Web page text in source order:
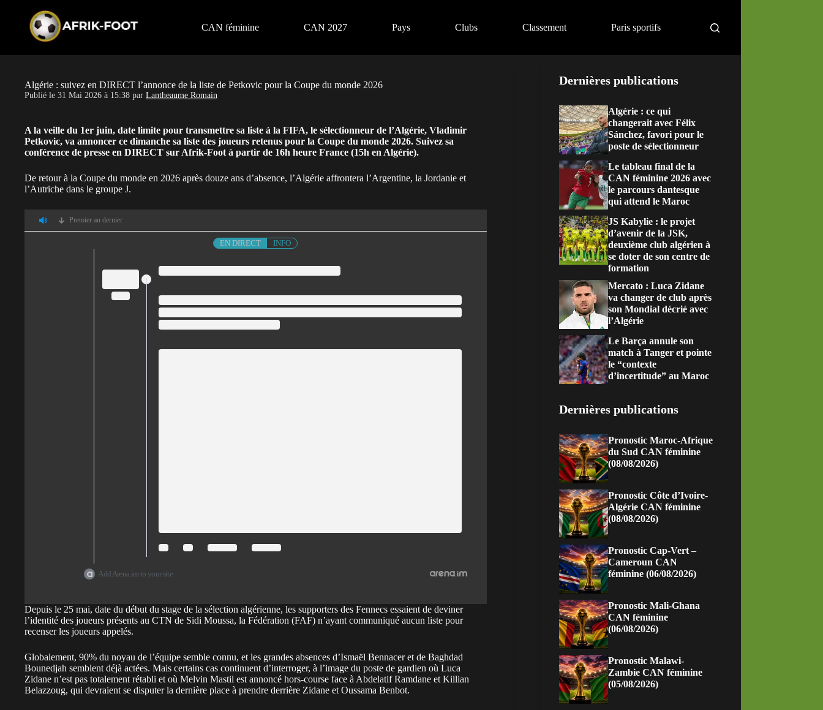
CAN féminine CAN 2027 Pays Clubs Classement Paris sportifs
Algérie : suivez en DIRECT l’annonce de la liste de Petkovic pour la Coupe du monde 2026
Publié le 31 Mai 2026 à 15:38 par Lantheaume Romain
A la veille du 1er juin, date limite pour transmettre sa liste à la FIFA, le sélectionneur de l’Algérie, Vladimir
Petkovic, va annoncer ce dimanche sa liste des joueurs retenus pour la Coupe du monde 2026. Suivez sa
conférence de presse en DIRECT sur Afrik-Foot à partir de 16h heure France (15h en Algérie).
De retour à la Coupe du monde en 2026 après douze ans d’absence, l’Algérie affrontera l’Argentine, la Jordanie et
l’Autriche dans le groupe J.
Premier au dernier
EN DIRECT INFO
Add Arena.im to your site
Depuis le 25 mai, date du début du stage de la sélection algérienne, les supporters des Fennecs essaient de deviner
l’identité des joueurs présents au CTN de Sidi Moussa, la Fédération (FAF) n’ayant communiqué aucun liste pour
recenser les joueurs appelés.
Globalement, 90% du noyau de l’équipe semble connu, et les grandes absences d’Ismaël Bennacer et de Baghdad
Bounedjah semblent déjà actées. Mais certains cas continuent d’interroger, à l’image du poste de gardien où Luca
Zidane n’est pas totalement rétabli et où Melvin Mastil est annoncé hors-course face à Abdelatif Ramdane et Killian
Belazzoug, qui devraient se disputer la dernière place à prendre derrière Zidane et Oussama Benbot.
Dernières publications
Algérie : ce qui
changerait avec Félix
Sánchez, favori pour le
poste de sélectionneur
Le tableau final de la
CAN féminine 2026 avec
le parcours dantesque
qui attend le Maroc
JS Kabylie : le projet
d’avenir de la JSK,
deuxième club algérien à
se doter de son centre de
formation
Mercato : Luca Zidane
va changer de club après
son Mondial décrié avec
l’Algérie
Le Barça annule son
match à Tanger et pointe
le “contexte
d’incertitude” au Maroc
Dernières publications
Pronostic Maroc-Afrique
du Sud CAN féminine
(08/08/2026)
Pronostic Côte d’Ivoire-
Algérie CAN féminine
(08/08/2026)
Pronostic Cap-Vert –
Cameroun CAN
féminine (06/08/2026)
Pronostic Mali-Ghana
CAN féminine
(06/08/2026)
Pronostic Malawi-
Zambie CAN féminine
(05/08/2026)